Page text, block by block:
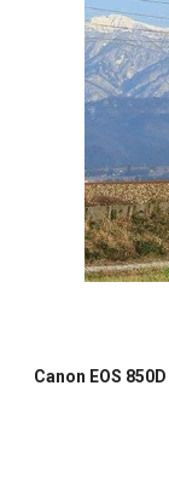
Canon EOS 850D